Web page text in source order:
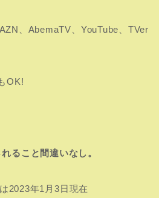
、AbemaTV、YouTube、TVer
OK!
ること間違いなし。
2023年1月3日現在